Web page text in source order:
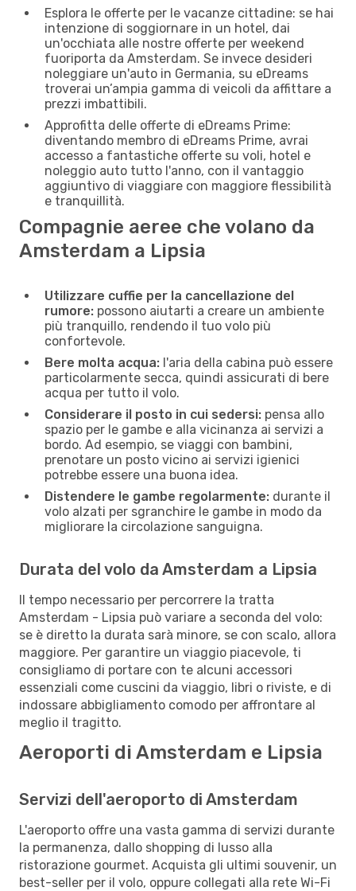
Esplora le offerte per le vacanze cittadine: se hai
intenzione di soggiornare in un hotel, dai
un'occhiata alle nostre offerte per weekend
fuoriporta da Amsterdam. Se invece desideri
noleggiare un'auto in Germania, su eDreams
troverai un’ampia gamma di veicoli da affittare a
prezzi imbattibili.
Approfitta delle offerte di eDreams Prime:
diventando membro di eDreams Prime, avrai
accesso a fantastiche offerte su voli, hotel e
noleggio auto tutto l'anno, con il vantaggio
aggiuntivo di viaggiare con maggiore flessibilità
e tranquillità.
Compagnie aeree che volano da
Amsterdam a Lipsia
Utilizzare cuffie per la cancellazione del
rumore: possono aiutarti a creare un ambiente
più tranquillo, rendendo il tuo volo più
confortevole.
Bere molta acqua: l'aria della cabina può essere
particolarmente secca, quindi assicurati di bere
acqua per tutto il volo.
Considerare il posto in cui sedersi: pensa allo
spazio per le gambe e alla vicinanza ai servizi a
bordo. Ad esempio, se viaggi con bambini,
prenotare un posto vicino ai servizi igienici
potrebbe essere una buona idea.
Distendere le gambe regolarmente: durante il
volo alzati per sgranchire le gambe in modo da
migliorare la circolazione sanguigna.
Durata del volo da Amsterdam a Lipsia
Il tempo necessario per percorrere la tratta
Amsterdam - Lipsia può variare a seconda del volo:
se è diretto la durata sarà minore, se con scalo, allora
maggiore. Per garantire un viaggio piacevole, ti
consigliamo di portare con te alcuni accessori
essenziali come cuscini da viaggio, libri o riviste, e di
indossare abbigliamento comodo per affrontare al
meglio il tragitto.
Aeroporti di Amsterdam e Lipsia
Servizi dell'aeroporto di Amsterdam
L'aeroporto offre una vasta gamma di servizi durante
la permanenza, dallo shopping di lusso alla
ristorazione gourmet. Acquista gli ultimi souvenir, un
best-seller per il volo, oppure collegati alla rete Wi-Fi